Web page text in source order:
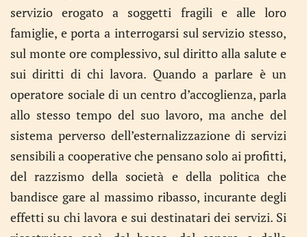
servizio erogato a soggetti fragili e alle loro
famiglie, e porta a interrogarsi sul servizio stesso,
sul monte ore complessivo, sul diritto alla salute e
sui diritti di chi lavora. Quando a parlare è un
operatore sociale di un centro d’accoglienza, parla
allo stesso tempo del suo lavoro, ma anche del
sistema perverso dell’esternalizzazione di servizi
sensibili a cooperative che pensano solo ai profitti,
del razzismo della società e della politica che
bandisce gare al massimo ribasso, incurante degli
effetti su chi lavora e sui destinatari dei servizi. Si